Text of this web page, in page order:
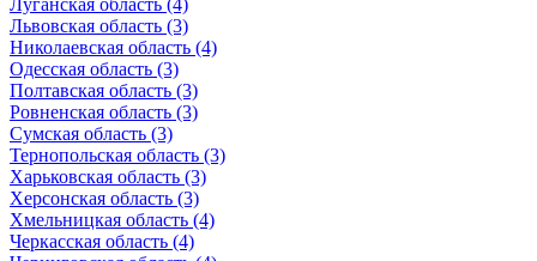
Львовская область (3)
Николаевская область (4)
Одесская область (3)
Полтавская область (3)
Ровненская область (3)
Сумская область (3)
Тернопольская область (3)
Харьковская область (3)
Херсонская область (3)
Хмельницкая область (4)
Черкасская область (4)